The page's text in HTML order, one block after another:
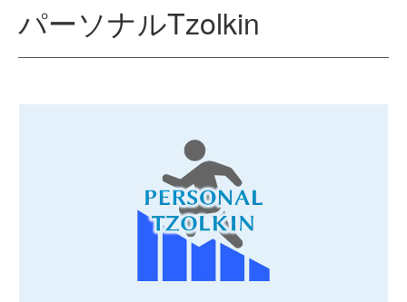
└ MLSの分析精度
└ 二軸統合による客観的内省
パーソナルTzolkin